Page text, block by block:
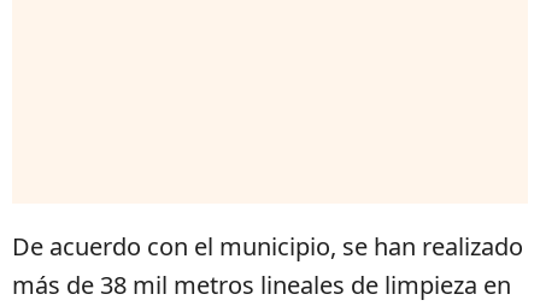
De acuerdo con el municipio, se han realizado
más de 38 mil metros lineales de limpieza en